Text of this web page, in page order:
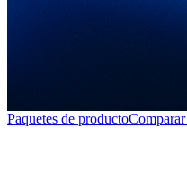
Paquetes de producto